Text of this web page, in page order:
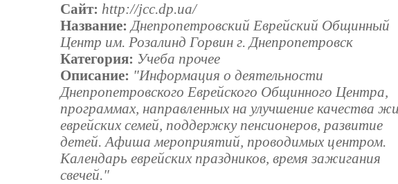
Сайт: http://jcc.dp.ua/
Название: Днепропетровский Еврейский Общинный
Центр им. Розалинд Горвин г. Днепропетровск
Категория: Учеба прочее
Описание: "Информация о деятельности
Днепропетровского Еврейского Общинного Центра,
программах, направленных на улучшение качества
еврейских семей, поддержку пенсионеров, развитие
детей. Афиша мероприятий, проводимых центром.
Календарь еврейских праздников, время зажигания
свечей."